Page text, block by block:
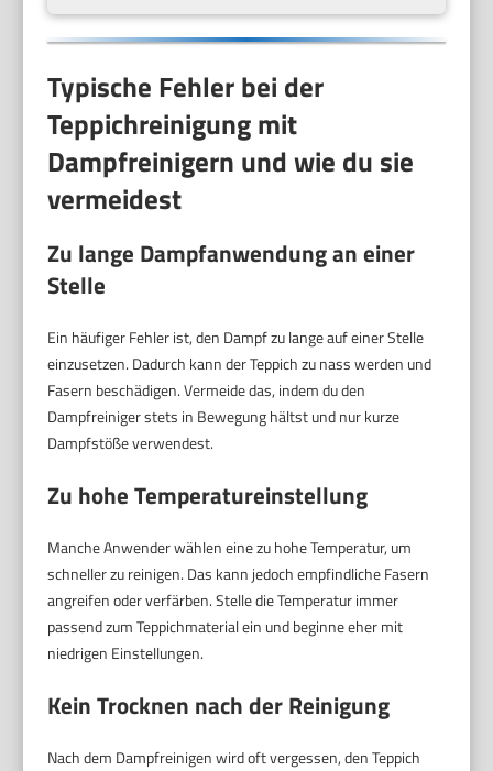
Typische Fehler bei der
Teppichreinigung mit
Dampfreinigern und wie du sie
vermeidest
Zu lange Dampfanwendung an einer
Stelle
Ein häufiger Fehler ist, den Dampf zu lange auf einer Stelle
einzusetzen. Dadurch kann der Teppich zu nass werden und
Fasern beschädigen. Vermeide das, indem du den
Dampfreiniger stets in Bewegung hältst und nur kurze
Dampfstöße verwendest.
Zu hohe Temperatureinstellung
Manche Anwender wählen eine zu hohe Temperatur, um
schneller zu reinigen. Das kann jedoch empfindliche Fasern
angreifen oder verfärben. Stelle die Temperatur immer
passend zum Teppichmaterial ein und beginne eher mit
niedrigen Einstellungen.
Kein Trocknen nach der Reinigung
Nach dem Dampfreinigen wird oft vergessen, den Teppich